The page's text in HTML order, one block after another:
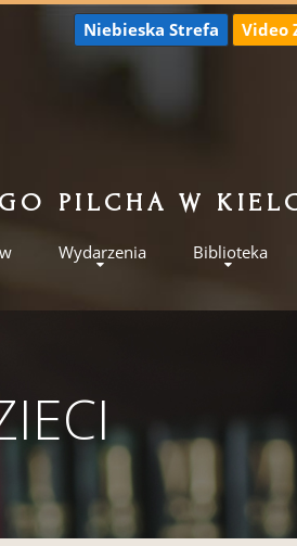
Niebieska Strefa Video
PILCHA W
Wydarzenia Biblioteka